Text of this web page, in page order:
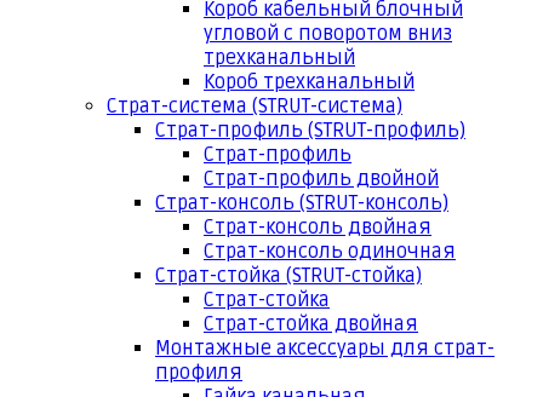
Короб кабельный блочный
угловой с поворотом вниз
трехканальный
Короб трехканальный
Страт-система (STRUT-система)
Страт-профиль (STRUT-профиль)
Страт-профиль
Страт-профиль двойной
Страт-консоль (STRUT-консоль)
Страт-консоль двойная
Страт-консоль одиночная
Страт-стойка (STRUT-стойка)
Страт-стойка
Страт-стойка двойная
Монтажные аксессуары для страт-
профиля